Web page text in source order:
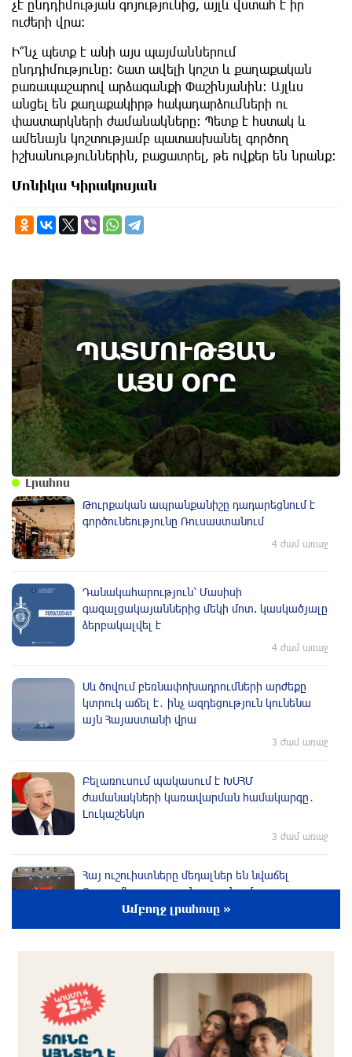
չէ ընդդիմության գոյությունից, այլև վստահ է իր
ուժերի վրա։
Ի՞նչ պետք է անի այս պայմաններում
ընդդիմությունը։ Շատ ավելի կոշտ և քաղաքական
բառապաշարով արձագանքի Փաշինյանին։ Այլևս
անցել են քաղաքակիրթ հակադարձումների ու
փաստարկների ժամանակները։ Պետք է հստակ և
ամենայն կոշտությամբ պատասխանել գործող
իշխանություններին, բացատրել, թե ովքեր են նրանք։
Մոնիկա Կիրակոսյան
ՊԱՏՄՈՒԹՅԱՆ
ԱՅՍ ՕՐԸ
7th of August
Բոյակի ճակատամարտի օր. պատմության
այս օրը (7 օգոստոս)
Լրահոս
Թուրքական ապրանքանիշը դադարեցնում է
գործունեությունը Ռուսաստանում
4 ժամ առաջ
Դանակահարություն՝ Մասիսի
գազալցակայաններից մեկի մոտ. կասկածյալը
ձերբակալվել է
4 ժամ առաջ
Սև ծովում բեռնափոխադրումների արժեքը
կտրուկ աճել է․ ինչ ազդեցություն կունենա
այն Հայաստանի վրա
3 ժամ առաջ
Բելառուսում պակասում է ԽՍՀՄ
ժամանակների կառավարման համակարգը․
Լուկաշենկո
3 ժամ առաջ
Հայ ուշուիստները մեդալներ են նվաճել
Բաթումի բաց առաջնությունում
ՌԴ
2 ժամ առաջ
Հայաստանի հավաքականի նախկին գլխավոր
Ամբողջ լրահոսը »